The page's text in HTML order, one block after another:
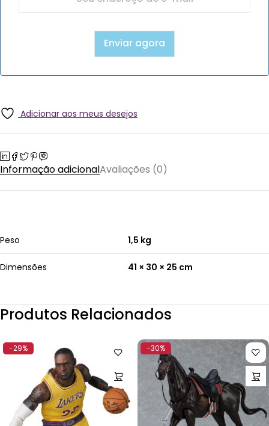
Adicionar aos meus desejos
Informação adicionalAvaliações (0)
Peso 1,5 kg
Dimensões 41 × 30 × 25 cm
Produtos Relacionados
-29% -30%